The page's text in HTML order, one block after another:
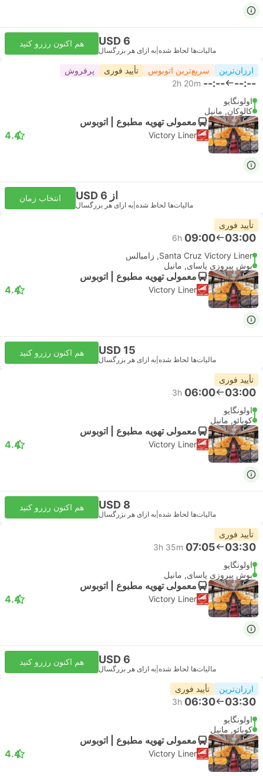
USD 6
مالیات‌ها لحاظ شده به ازای هر بزرگسال
هم اکنون رزرو کنید
ارزان‌ترین سریع‌ترین اتوبوس تأیید فوری پرفروش
--:--
--:--
2h 20m
اولونگاپو
کالوکان, مانیل
معمولی تهویه مطبوع | اتوبوس
Victory Liner
4.4
از USD 6
مالیات‌ها لحاظ شده به ازای هر بزرگسال
انتخاب زمان
تأیید فوری
03:00
09:00
6h
Santa Cruz Victory Liner, زامبالس
بوش پیروزی پاسای, مانیل
معمولی تهویه مطبوع | اتوبوس
Victory Liner
4.4
USD 15
مالیات‌ها لحاظ شده به ازای هر بزرگسال
هم اکنون رزرو کنید
تأیید فوری
03:00
06:00
3h
اولونگاپو
کوبائو, مانیل
معمولی تهویه مطبوع | اتوبوس
Victory Liner
4.4
USD 8
مالیات‌ها لحاظ شده به ازای هر بزرگسال
هم اکنون رزرو کنید
تأیید فوری
03:30
07:05
3h 35m
اولونگاپو
بوش پیروزی پاسای, مانیل
معمولی تهویه مطبوع | اتوبوس
Victory Liner
4.4
USD 6
مالیات‌ها لحاظ شده به ازای هر بزرگسال
هم اکنون رزرو کنید
ارزان‌ترین تأیید فوری
03:30
06:30
3h
اولونگاپو
کوبائو, مانیل
معمولی تهویه مطبوع | اتوبوس
Victory Liner
4.4